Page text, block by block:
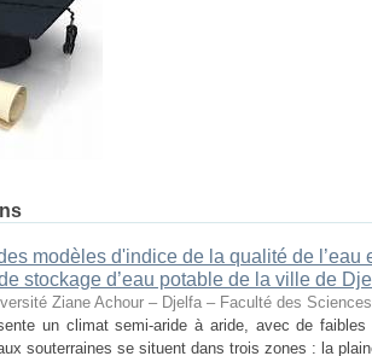
modèles d'indice de la qualité de
stockage d’eau potable de la ville de
Ziane Achour – Djelfa – Faculté des
un climat semi-aride à aride, avec de
souterraines se situent dans trois zones : la